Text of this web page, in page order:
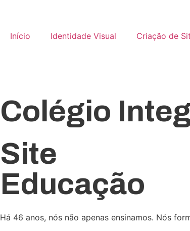
Início Identidade Visual Criação de
Colégio
Site
Educação
Há 46 anos, nós não apenas ensinamos. Nós